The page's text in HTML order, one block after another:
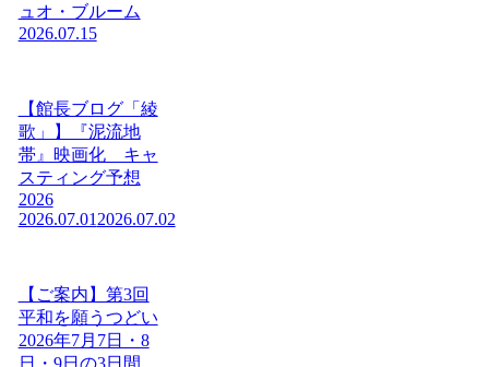
ュオ・ブルーム
2026.07.15
【館長ブログ「綾
歌」】『泥流地
帯』映画化 キャ
スティング予想
2026
2026.07.01 2026.07.02
【ご案内】第3回
平和を願うつどい
2026年7月7日・8
日・9日の3日間